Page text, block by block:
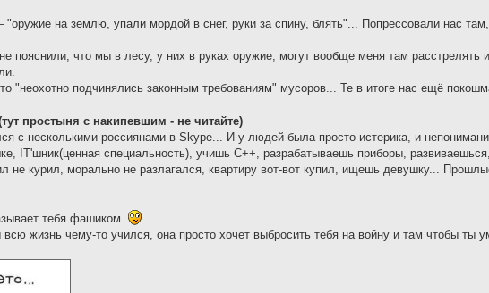
на землю, упали мордой в снег, руки за спину, блять"... Попрессовали нас
пояснили, что мы в лесу, у них в руках оружие, могут вообще меня там расстрелять
"неохотно подчинялись законным требованиям" мусоров... Те в итоге нас ещё
простыня с накипевшим - не читайте)
с несколькими россиянами в Skype... И у людей была просто истерика, и
IT'шник(ценная специальность), учишь C++, разрабатываешь приборы,
не курил, морально не разлагался, квартиру вот-вот купил, ищешь девушку...
тебя фашиком.
жизнь чему-то учился, она просто хочет выбросить тебя на войну и там чтобы ты